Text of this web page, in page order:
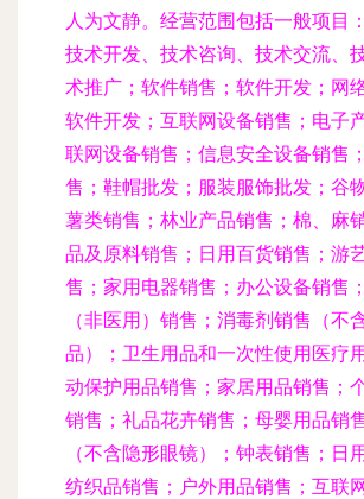
人为文静。经营范围包括一般项目
技术开发、技术咨询、技术交流、
术推广；软件销售；软件开发；网
软件开发；互联网设备销售；电子
联网设备销售；信息安全设备销售
售；鞋帽批发；服装服饰批发；谷
薯类销售；林业产品销售；棉、麻
品及原料销售；日用百货销售；游
售；家用电器销售；办公设备销售
（非医用）销售；消毒剂销售（不
品）；卫生用品和一次性使用医疗
动保护用品销售；家居用品销售；
销售；礼品花卉销售；母婴用品销
（不含隐形眼镜）；钟表销售；日
纺织品销售；户外用品销售；互联